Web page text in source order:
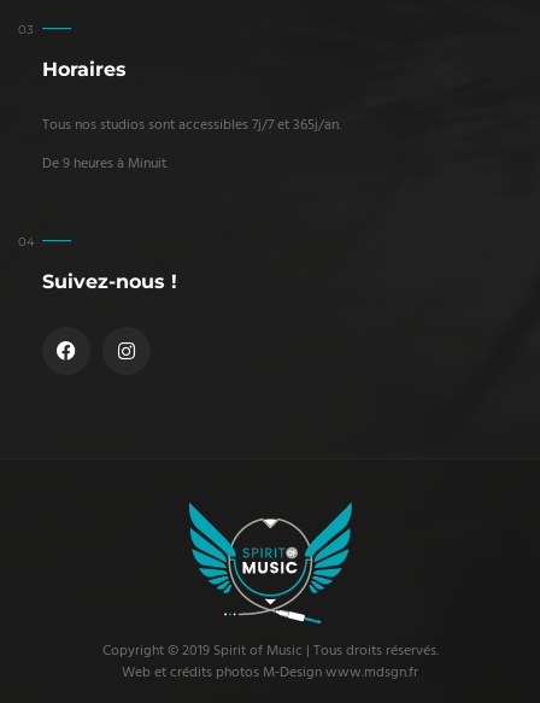
Horaires
Tous nos studios sont accessibles 7j/7 et 365j/an.
De 9 heures à Minuit.
Suivez-nous !
Copyright © 2019 Spirit of Music | Tous droits réservés.
Web et crédits photos M-Design www.mdsgn.fr